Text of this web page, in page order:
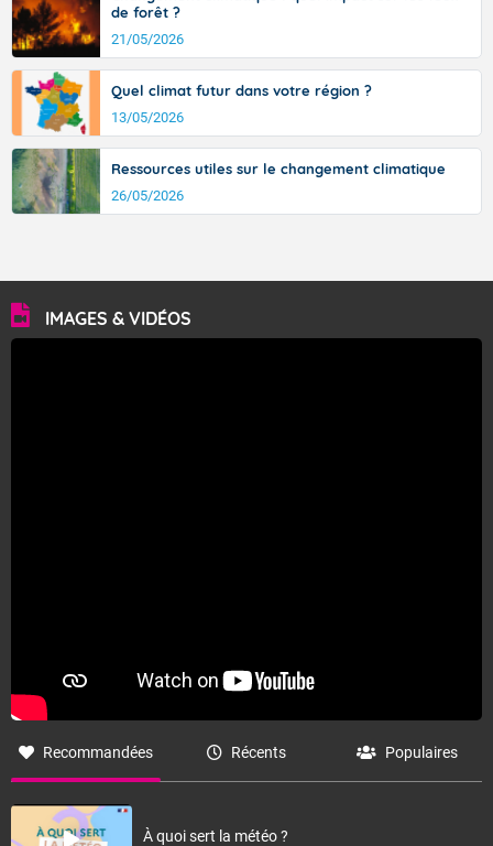
de forêt ?
21/05/2026
Quel climat futur dans votre région ?
13/05/2026
Ressources utiles sur le changement climatique
26/05/2026
IMAGES & VIDÉOS
Recommandées Récents Populaires
À quoi sert la météo ?